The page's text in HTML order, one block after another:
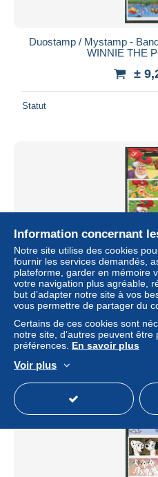
Duostamp / Mystamp -
WINNIE THE
±
Statut
Duostamp / Mystamp -
PLOP
±
Statut
Information concernant
Notre site utilise des cookies
fournir les services demandés,
plateforme, garder en mémoire
votre navigation plus agréable,
but d’adapter notre site à vos
vous permettre de partager du
Certains de ces cookies sont
notre site, d’autres peuvent
préférences. En savoir plus
Voir plus